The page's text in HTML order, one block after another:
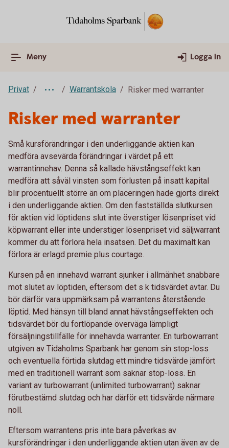
Meny Logga in
Privat Warrantskola Risker med warranter
Risker med warranter
Små kursförändringar i den underliggande aktien kan
medföra avsevärda förändringar i värdet på ett
warrantinnehav. Denna så kallade hävstångseffekt kan
medföra att såväl vinsten som förlusten på insatt kapital
blir procentuellt större än om placeringen hade gjorts direkt
i den underliggande aktien. Om den fastställda slutkursen
för aktien vid löptidens slut inte överstiger lösenpriset vid
köpwarrant eller inte understiger lösenpriset vid säljwarrant
kommer du att förlora hela insatsen. Det du maximalt kan
förlora är erlagd premie plus courtage.
Kursen på en innehavd warrant sjunker i allmänhet snabbare
mot slutet av löptiden, eftersom det s k tidsvärdet avtar. Du
bör därför vara uppmärksam på warrantens återstående
löptid. Med hänsyn till bland annat hävstångseffekten och
tidsvärdet bör du fortlöpande överväga lämpligt
försäljningstillfälle för innehavda warranter. En turbowarrant
utgiven av Tidaholms Sparbank har genom sin stop-loss
och eventuella förtida slutdag ett mindre tidsvärde jämfört
med en traditionell warrant som saknar stop-loss. En
variant av turbowarrant (unlimited turbowarrant) saknar
förutbestämd slutdag och har därför ett tidsvärde närmare
noll.
Eftersom warrantens pris inte bara påverkas av
kursförändringar i den underliggande aktien utan även av de